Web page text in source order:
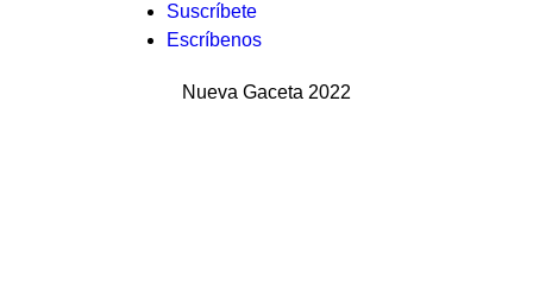
Suscríbete
Escríbenos
Nueva Gaceta 2022